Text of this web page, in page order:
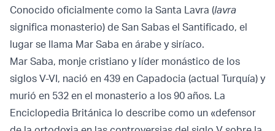
Conocido oficialmente como la Santa Lavra (lavra
significa monasterio) de San Sabas el Santificado, el
lugar se llama Mar Saba en árabe y siríaco.
Mar Saba, monje cristiano y líder monástico de los
siglos V-VI, nació en 439 en Capadocia (actual Turquía) y
murió en 532 en el monasterio a los 90 años. La
Enciclopedia Británica lo describe como un «defensor